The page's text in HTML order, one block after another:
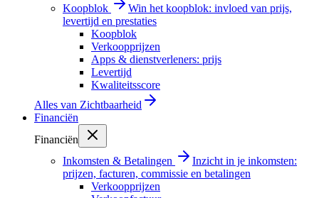
Koopblok
Win het koopblok: invloed van prijs,
levertijd en prestaties
Koopblok
Verkoopprijzen
Apps & dienstverleners: prijs
Levertijd
Kwaliteitsscore
Alles van Zichtbaarheid
Financiën
Financiën
Inkomsten & Betalingen
Inzicht in je inkomsten:
prijzen, facturen, commissie en betalingen
Verkoopprijzen